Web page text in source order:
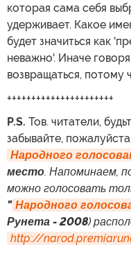
которая сама себя
удерживает. Какое
будет значиться как
неважно'. Иначе
возвращаться, потому
++++++++++++++++++++++
P.S. Тов. читатели,
забывайте,
Народного
место. Напоминаем,
можно голосовать
" Народного
Рунета - 2008)
http://